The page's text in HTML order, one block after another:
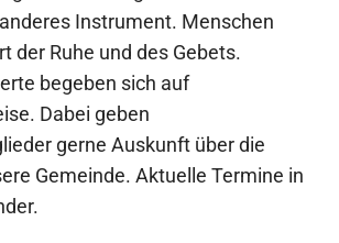
Instrument. Menschen
der Ruhe und des Gebets.
begeben sich auf
Dabei geben
gerne Auskunft über die
Gemeinde. Aktuelle Termine in